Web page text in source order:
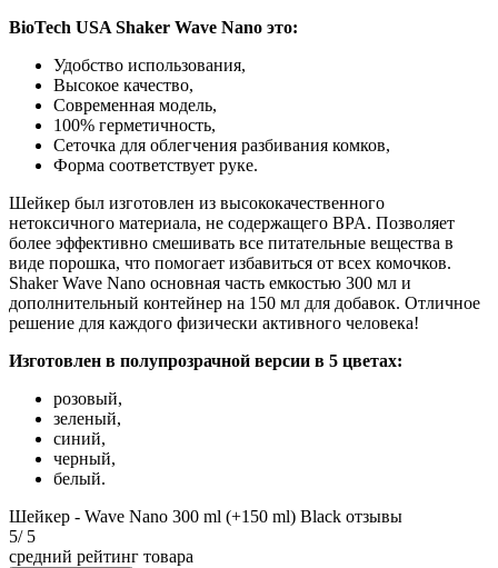
BioTech USA Shaker Wave Nano это:
Удобство использования,
Высокое качество,
Современная модель,
100% герметичность,
Сеточка для облегчения разбивания комков,
Форма соответствует руке.
Шейкер был изготовлен из высококачественного
нетоксичного материала, не содержащего BPA. Позволяет
более эффективно смешивать все питательные вещества в
виде порошка, что помогает избавиться от всех комочков.
Shaker Wave Nano основная часть емкостью 300 мл и
дополнительный контейнер на 150 мл для добавок. Отличное
решение для каждого физически активного человека!
Изготовлен в полупрозрачной версии в 5 цветах:
розовый,
зеленый,
синий,
черный,
белый.
Шейкер - Wave Nano 300 ml (+150 ml) Black отзывы
5/ 5
средний рейтинг товара